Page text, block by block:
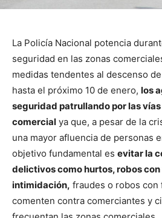
La Policía Nacional potencia
seguridad en las zonas
medidas tendentes al descenso
hasta el próximo 10 de enero, los
seguridad patrullando por las
comercial ya que, a pesar de la
una mayor afluencia de personas
objetivo fundamental es evitar la
delictivos como hurtos, robos
intimidación, fraudes o robos con
comenten contra comerciantes y